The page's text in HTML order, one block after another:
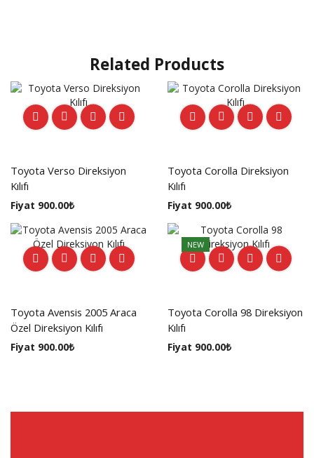
Related Products
Toyota Verso Direksiyon
Kılıfı
Fiyat 900.00₺
Toyota Corolla Direksiyon
Kılıfı
Fiyat 900.00₺
Toyota Avensis 2005 Araca
Özel Direksiyon Kılıfı
Fiyat 900.00₺
NEW
Toyota Corolla 98 Direksiyon
Kılıfı
Fiyat 900.00₺